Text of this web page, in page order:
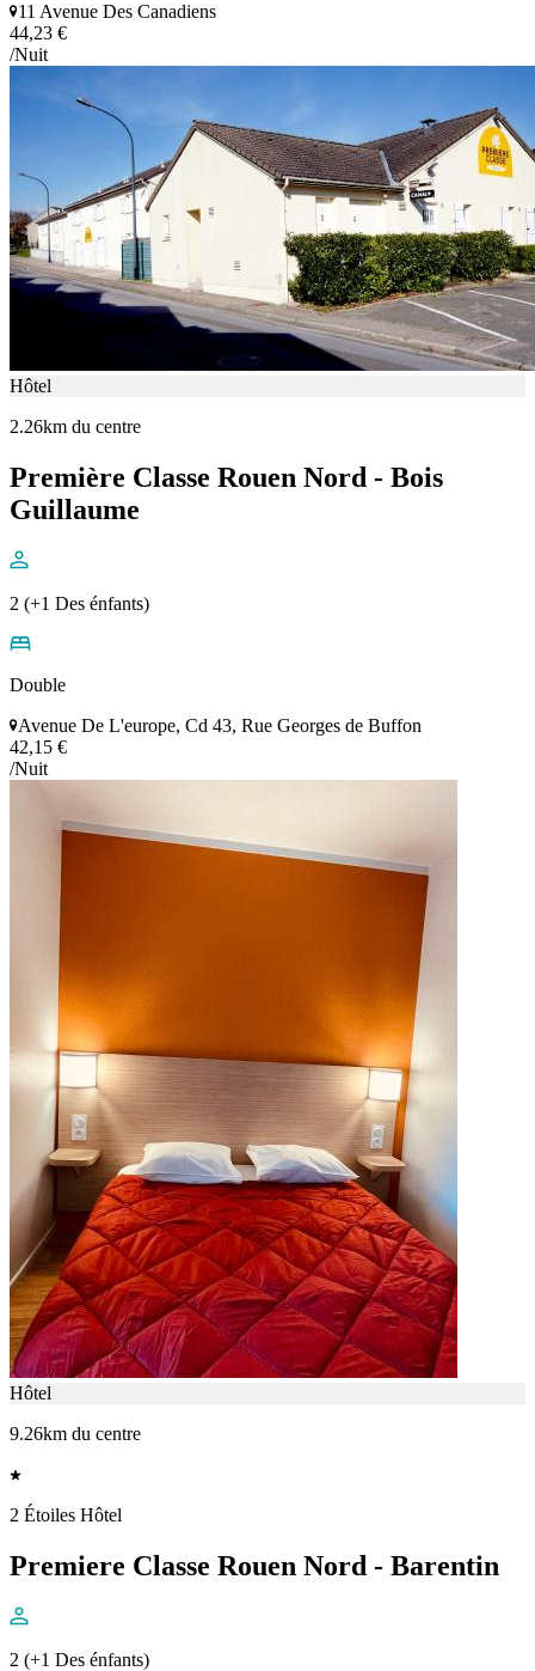
11 Avenue Des Canadiens
44,23 €
/Nuit
Hôtel
2.26km du centre
Première Classe Rouen Nord - Bois
Guillaume
2 (+1 Des énfants)
Double
Avenue De L'europe, Cd 43, Rue Georges de Buffon
42,15 €
/Nuit
Hôtel
9.26km du centre
2 Étoiles Hôtel
Premiere Classe Rouen Nord - Barentin
2 (+1 Des énfants)